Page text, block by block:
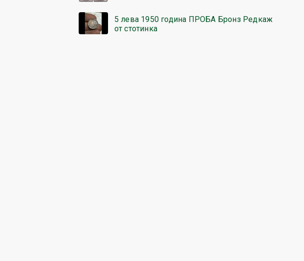
5 лева 1950 година ПРОБА Бронз Редкаж
от стотинка